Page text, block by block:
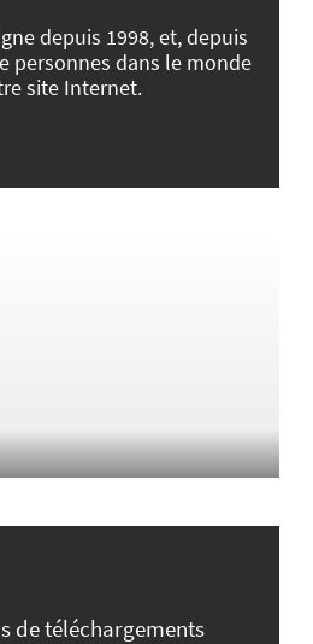
depuis 1998, et, depuis
personnes dans le monde
site Internet.
de téléchargements